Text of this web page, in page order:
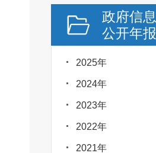
政府信息
公开年报
2025年
2024年
2023年
2022年
2021年